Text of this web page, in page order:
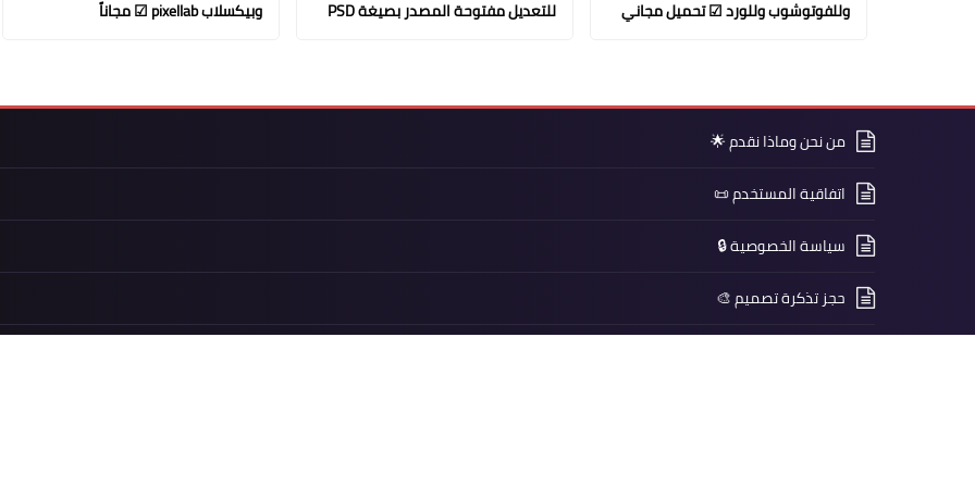
وللفوتوشوب وللورد ☑ تحميل مجاني
للتعديل مفتوحة المصدر بصيغة PSD
وبيكسلاب pixellab ☑ مجاناً
من نحن وماذا نقدم 🌟
اتفاقية المستخدم 📜
سياسة الخصوصية 🔒
حجز تذكرة تصميم 🎨